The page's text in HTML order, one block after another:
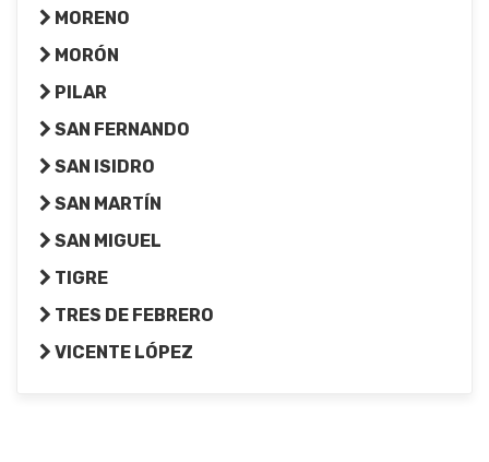
MORENO
MORÓN
PILAR
SAN FERNANDO
SAN ISIDRO
SAN MARTÍN
SAN MIGUEL
TIGRE
TRES DE FEBRERO
VICENTE LÓPEZ